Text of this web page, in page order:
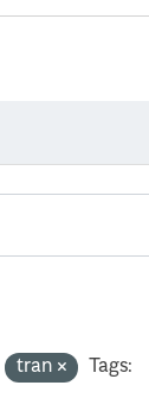
tran
Tags: